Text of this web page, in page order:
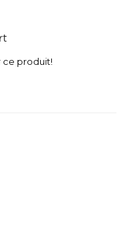
ce produit!